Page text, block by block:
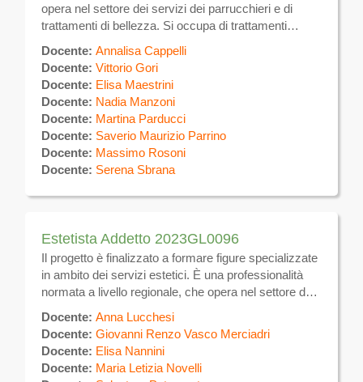
opera nel settore dei servizi dei parrucchieri e di
trattamenti di bellezza. Si occupa di trattamenti
eliminazione e/o attenuazione degli inestetismi ,
Docente: Annalisa Cappelli
Docente: Vittorio Gori
Docente: Elisa Maestrini
Docente: Nadia Manzoni
Docente: Martina Parducci
Docente: Saverio Maurizio Parrino
Docente: Massimo Rosoni
Docente: Serena Sbrana
Estetista Addetto 2023GL0096
Il progetto è finalizzato a formare figure specializzate
in ambito dei servizi estetici. È una professionalità
normata a livello regionale, che opera nel settore dei
Docente: Anna Lucchesi
Docente: Giovanni Renzo Vasco Merciadri
Docente: Elisa Nannini
Docente: Maria Letizia Novelli